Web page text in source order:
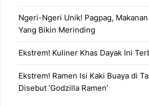
Ngeri-Ngeri Unik! Pagpag,
Yang Bikin Merinding
Ekstrem! Kuliner Khas Dayak Ini
Ekstrem! Ramen Isi Kaki Buaya di
Disebut ‘Godzilla Ramen’